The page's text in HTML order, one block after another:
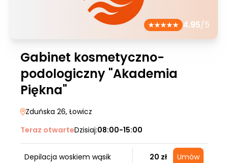
4.95/5
Gabinet kosmetyczno-
podologiczny "Akademia
Piękna"
Zduńska 26, Łowicz
Teraz otwarteDzisiaj:08:00-15:00
Depilacja woskiem wąsik 20 zł Umów